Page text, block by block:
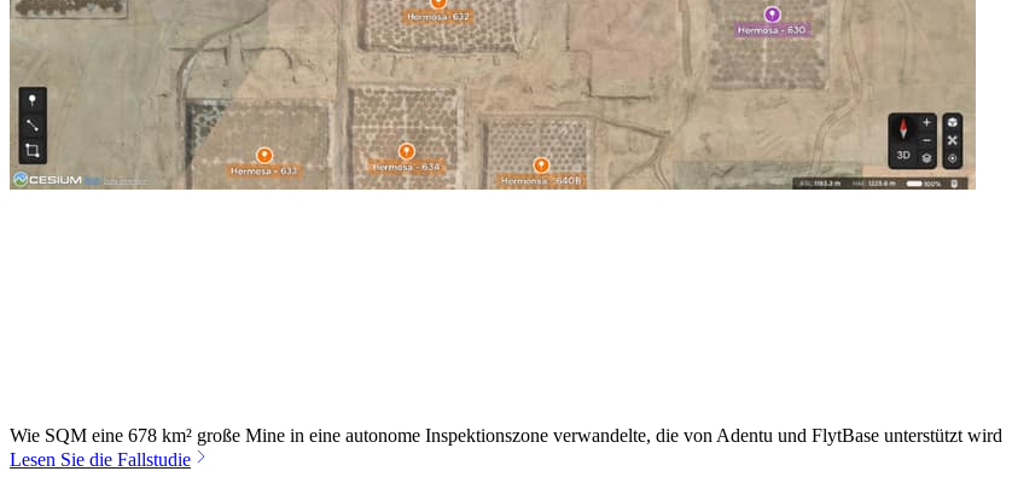
Wie SQM eine 678 km² große Mine in eine autonome Inspektionszone verwandelte, die von Adentu und FlytBase unterstützt wird
Lesen Sie die Fallstudie